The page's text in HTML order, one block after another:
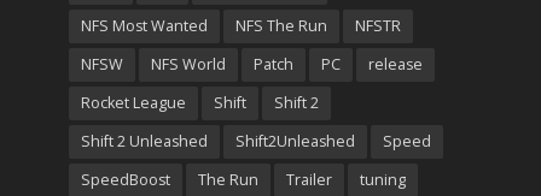
NFS Most Wanted
NFS The Run
NFSTR
NFSW
NFS World Patch PC
release
Rocket League
Shift
Shift 2
Shift 2 Unleashed
Shift2Unleashed
Speed
SpeedBoost
The Run Trailer
tuning